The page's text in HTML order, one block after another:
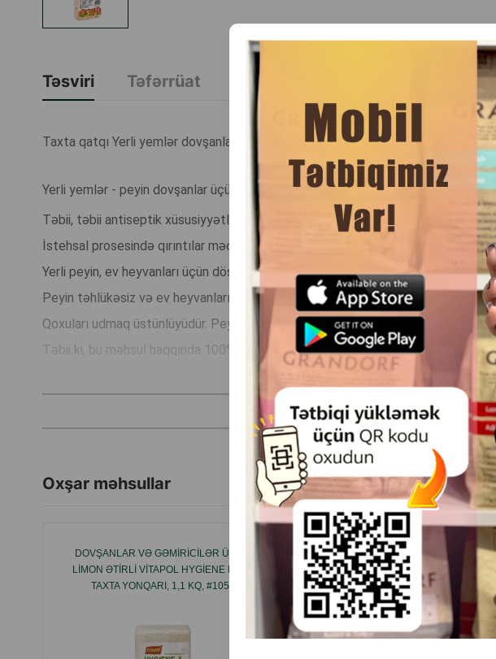
Təsviri Təfərrüat Brend Haqqında
Taxta qatqı Yerli yemlər dovşanlar üçün iynəyarpaqlı ağac qırıntılarından 20 litr.
Yerli yemlər - peyin dovşanlar üçün ekoloji cəhətdən təmiz, yumşaq və rahat
Təbii, təbii antiseptik xüsusiyyətlərə malikdir, iynəyarpaqlı ağac qırıntılarından
İstehsal prosesində qırıntılar məcburi qurudulur və az nəmliyə görə peyin,
Yerli peyin, ev heyvanları üçün döşək kimi istifadə edilən əla uducu vasitədir.
Peyin təhlükəsiz və ev heyvanlarımız üçün rahat materialdır.
Qoxuları udmaq üstünlüyüdür. Peyin allergen deyil və iynəyarpaqlı ağac
Təbii ki, bu məhsul haqqında 100% təbii və təhlükəsiz olduğu deyilə bilər.
İstehsal ölkəsi: Rusiya.
DAHA ÇOX OXU
Oxşar məhsullar
DOVŞANLAR VƏ GƏMIRICILƏR ÜÇÜN
LIMON ƏTIRLI VITAPOL HYGIENE PLUS
TAXTA YONQARI, 1,1 KQ, #1055